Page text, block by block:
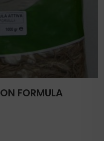
FORMULA